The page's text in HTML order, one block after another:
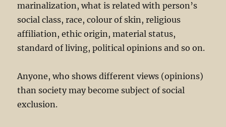
marinalization, what is related with person’s
social class, race, colour of skin, religious
affiliation, ethic origin, material status,
standard of living, political opinions and so on.
Anyone, who shows different views (opinions)
than society may become subject of social
exclusion.